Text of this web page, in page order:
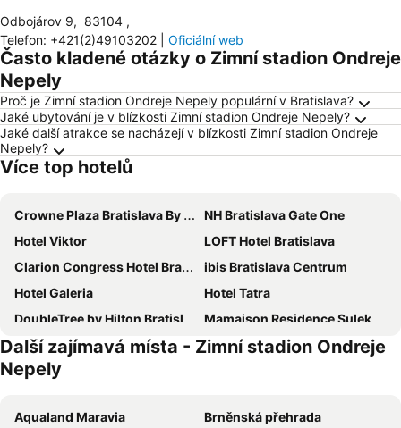
Odbojárov 9, 83104 ,
Telefon: +421(2)49103202 Oficiální web
Často kladené otázky o Zimní stadion Ondreje
Nepely
Proč je Zimní stadion Ondreje Nepely populární v Bratislava?
Jaké ubytování je v blízkosti Zimní stadion Ondreje Nepely?
Jaké další atrakce se nacházejí v blízkosti Zimní stadion Ondreje
Nepely?
Více top hotelů
Crowne Plaza Bratislava By Ihg
NH Bratislava Gate One
Hotel Viktor
LOFT Hotel Bratislava
Clarion Congress Hotel Bratislava
ibis Bratislava Centrum
Hotel Galeria
Hotel Tatra
DoubleTree by Hilton Bratislava
Mamaison Residence Sulekova Bratislava
Hotel Divoka Voda
Lindner Hotel Bratislava, part of JdV by Hyatt
Hotel Set
Apollo Hotel Bratislava
Hotel Avion
Další zajímavá místa - Zimní stadion Ondreje
Nepely
Aqualand Maravia
Brněnská přehrada